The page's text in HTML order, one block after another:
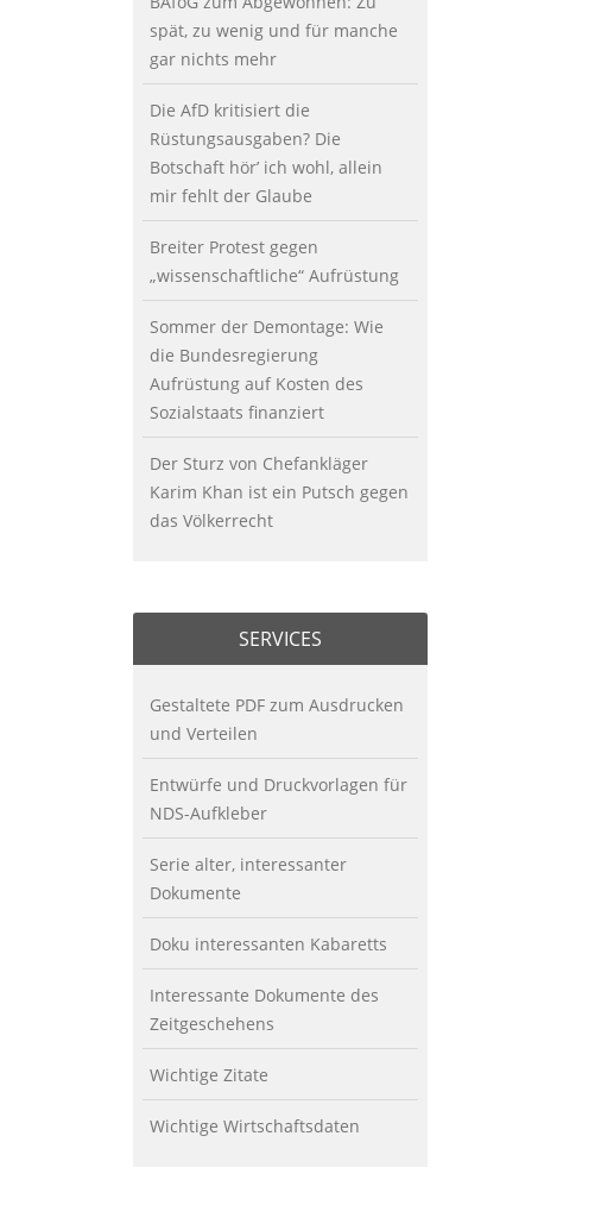
spät, zu wenig und für manche
gar nichts mehr
Die AfD kritisiert die
Rüstungsausgaben? Die
Botschaft hör’ ich wohl, allein
mir fehlt der Glaube
Breiter Protest gegen
„wissenschaftliche“ Aufrüstung
Sommer der Demontage: Wie
die Bundesregierung
Aufrüstung auf Kosten des
Sozialstaats finanziert
Der Sturz von Chefankläger
Karim Khan ist ein Putsch gegen
das Völkerrecht
SERVICES
Gestaltete PDF zum Ausdrucken
und Verteilen
Entwürfe und Druckvorlagen für
NDS-Aufkleber
Serie alter, interessanter
Dokumente
Doku interessanten Kabaretts
Interessante Dokumente des
Zeitgeschehens
Wichtige Zitate
Wichtige Wirtschaftsdaten